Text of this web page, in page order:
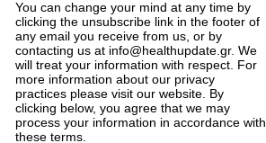
You can change your mind at any time by
clicking the unsubscribe link in the footer of
any email you receive from us, or by
contacting us at info@healthupdate.gr. We
will treat your information with respect. For
more information about our privacy
practices please visit our website. By
clicking below, you agree that we may
process your information in accordance with
these terms.